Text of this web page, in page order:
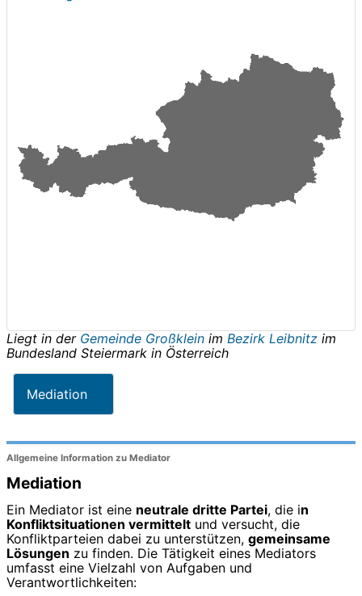
Liegt in der Gemeinde Großklein im Bezirk Leibnitz im
Bundesland Steiermark in Österreich
Mediation
Allgemeine Information zu Mediator
Mediation
Ein Mediator ist eine neutrale dritte Partei, die in
Konfliktsituationen vermittelt und versucht, die
Konfliktparteien dabei zu unterstützen, gemeinsame
Lösungen zu finden. Die Tätigkeit eines Mediators
umfasst eine Vielzahl von Aufgaben und
Verantwortlichkeiten: